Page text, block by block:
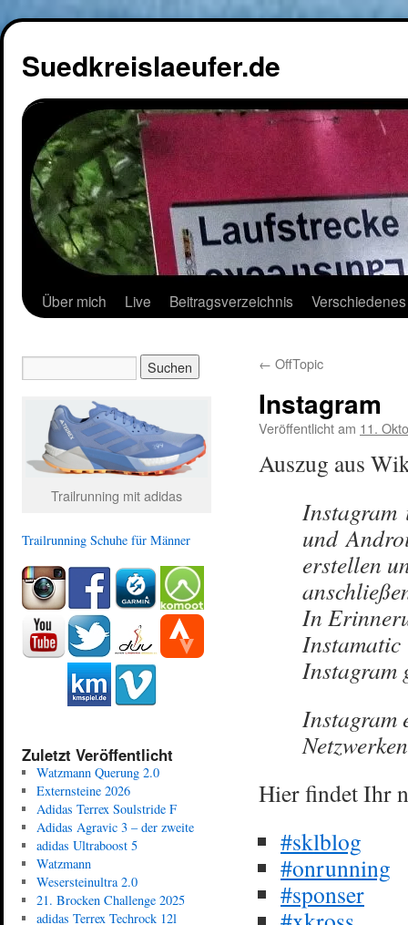
Suedkreislaeufer.de
Über mich Live Beitragsverzeichnis Verschiedenes
← OffTopic
Instagram
Veröffentlicht am 11.
Auszug aus
Instagram
und
erstellen
In
Instagram
Instagram
Hier findet Ihr
#sklblog
#onrunning
#sponser
Trailrunning mit adidas
Trailrunning Schuhe für Männer
Zuletzt Veröffentlicht
Watzmann Querung 2.0
Externsteine 2026
Adidas Terrex Soulstride F
Adidas Agravic 3 – der zweite
adidas Ultraboost 5
Watzmann
Wesersteinultra 2.0
21. Brocken Challenge 2025
adidas Terrex Techrock 12l